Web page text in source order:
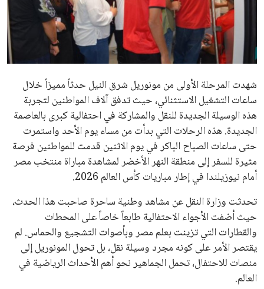
علوم وتكنولوجيا
المرأة والجمال
محافظات
شهدت المرحلة الأولى من مونوريل شرق النيل حدثاً مميزاً خلال
ساعات التشغيل الاستثنائي، حيث تدفق آلاف المواطنين لتجربة
هذه الوسيلة الجديدة للنقل والمشاركة في احتفالية كبرى بالعاصمة
الجديدة. هذه الرحلات التي بدأت من مساء يوم الأحد واستمرت
حتى ساعات الصباح الباكر في يوم الاثنين قدمت للمواطنين فرصة
مثيرة للسفر إلى منطقة النهر الأخضر لمشاهدة مباراة منتخب مصر
أمام نيوزيلندا في إطار مباريات كأس العالم 2026.
تحدثت وزارة النقل عن مشاهد وطنية ساحرة صاحبت هذا الحدث،
حيث أضفت الأجواء الاحتفالية طابعاً خاصاً على المحطات
والقطارات التي تزينت بعلم مصر وبأصوات التشجيع والحماس. لم
يقتصر الأمر على كونه مجرد وسيلة نقل، بل تحول المونوريل إلى
منصات للاحتفال، تحمل الجماهير نحو أهم الأحداث الرياضية في
العالم.